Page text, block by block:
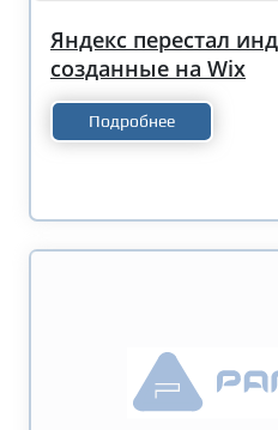
Яндекс перестал
созданные на Wix
Подробнее